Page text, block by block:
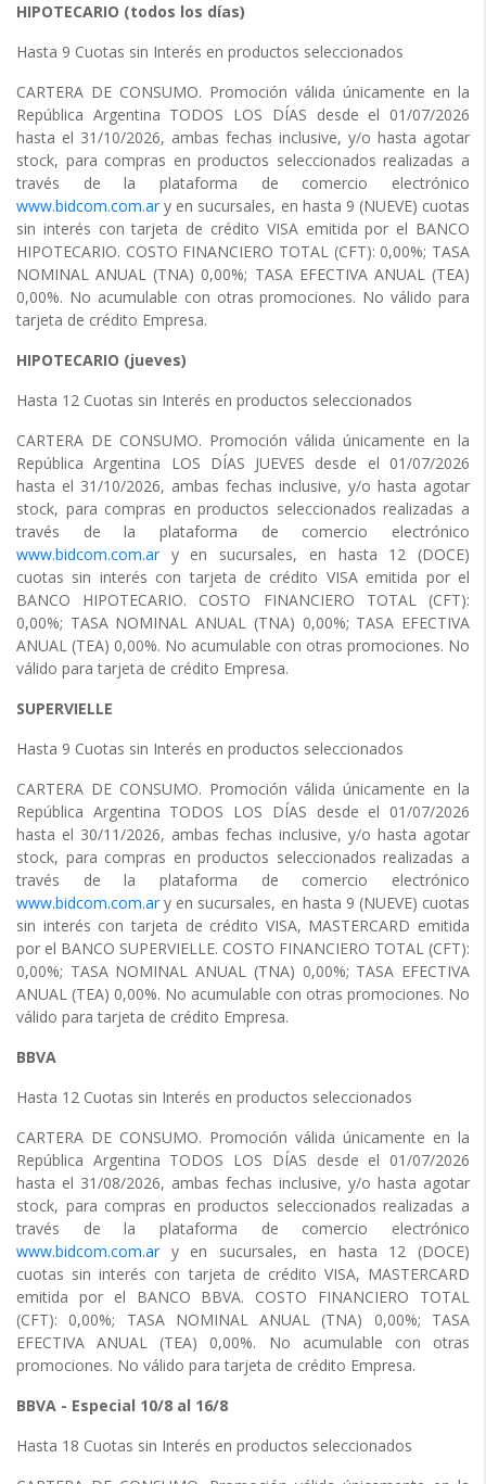
HIPOTECARIO (todos los días)
Hasta 9 Cuotas sin Interés en productos seleccionados
CARTERA DE CONSUMO. Promoción válida únicamente en la
República Argentina TODOS LOS DÍAS desde el 01/07/2026
hasta el 31/10/2026, ambas fechas inclusive, y/o hasta agotar
stock, para compras en productos seleccionados realizadas a
través de la plataforma de comercio electrónico
www.bidcom.com.ary en sucursales, en hasta 9 (NUEVE) cuotas
sin interés con tarjeta de crédito VISA emitida por el BANCO
HIPOTECARIO. COSTO FINANCIERO TOTAL (CFT): 0,00%; TASA
NOMINAL ANUAL (TNA) 0,00%; TASA EFECTIVA ANUAL (TEA)
0,00%. No acumulable con otras promociones. No válido para
tarjeta de crédito Empresa.
HIPOTECARIO (jueves)
Hasta 12 Cuotas sin Interés en productos seleccionados
CARTERA DE CONSUMO. Promoción válida únicamente en la
República Argentina LOS DÍAS JUEVES desde el 01/07/2026
hasta el 31/10/2026, ambas fechas inclusive, y/o hasta agotar
stock, para compras en productos seleccionados realizadas a
través de la plataforma de comercio electrónico
www.bidcom.com.ary en sucursales, en hasta 12 (DOCE)
cuotas sin interés con tarjeta de crédito VISA emitida por el
BANCO HIPOTECARIO. COSTO FINANCIERO TOTAL (CFT):
0,00%; TASA NOMINAL ANUAL (TNA) 0,00%; TASA EFECTIVA
ANUAL (TEA) 0,00%. No acumulable con otras promociones. No
válido para tarjeta de crédito Empresa.
SUPERVIELLE
Hasta 9 Cuotas sin Interés en productos seleccionados
CARTERA DE CONSUMO. Promoción válida únicamente en la
República Argentina TODOS LOS DÍAS desde el 01/07/2026
hasta el 30/11/2026, ambas fechas inclusive, y/o hasta agotar
stock, para compras en productos seleccionados realizadas a
través de la plataforma de comercio electrónico
www.bidcom.com.ary en sucursales, en hasta 9 (NUEVE) cuotas
sin interés con tarjeta de crédito VISA, MASTERCARD emitida
por el BANCO SUPERVIELLE. COSTO FINANCIERO TOTAL (CFT):
0,00%; TASA NOMINAL ANUAL (TNA) 0,00%; TASA EFECTIVA
ANUAL (TEA) 0,00%. No acumulable con otras promociones. No
válido para tarjeta de crédito Empresa.
BBVA
Hasta 12 Cuotas sin Interés en productos seleccionados
CARTERA DE CONSUMO. Promoción válida únicamente en la
República Argentina TODOS LOS DÍAS desde el 01/07/2026
hasta el 31/08/2026, ambas fechas inclusive, y/o hasta agotar
stock, para compras en productos seleccionados realizadas a
través de la plataforma de comercio electrónico
www.bidcom.com.ary en sucursales, en hasta 12 (DOCE)
cuotas sin interés con tarjeta de crédito VISA, MASTERCARD
emitida por el BANCO BBVA. COSTO FINANCIERO TOTAL
(CFT): 0,00%; TASA NOMINAL ANUAL (TNA) 0,00%; TASA
EFECTIVA ANUAL (TEA) 0,00%. No acumulable con otras
promociones. No válido para tarjeta de crédito Empresa.
BBVA - Especial 10/8 al 16/8
Hasta 18 Cuotas sin Interés en productos seleccionados